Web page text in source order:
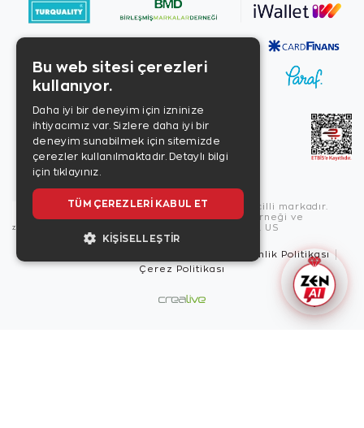
Copyright © 2026, Zen Diamond tescilli markadır.
Zen Diamond Birleşmiş Markalar Derneği ve
Turquality Destek Programı üyesidir. US
Güvenlik Politikası
Çerez Politikası
Bu web sitesi çerezleri
kullanıyor.
Daha iyi bir deneyim için izninize
ihtiyacımız var. Sizlere daha iyi bir
deneyim sunabilmek için sitemizde
çerezler kullanılmaktadır. Detaylı bilgi
için tıklayınız.
TÜM ÇEREZLERI KABUL ET
KIŞISELLEŞTIR